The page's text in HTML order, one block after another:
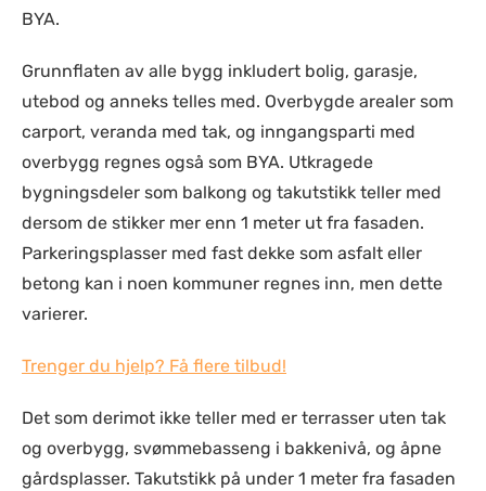
BYA.
Grunnflaten av alle bygg inkludert bolig, garasje,
utebod og anneks telles med. Overbygde arealer som
carport, veranda med tak, og inngangsparti med
overbygg regnes også som BYA. Utkragede
bygningsdeler som balkong og takutstikk teller med
dersom de stikker mer enn 1 meter ut fra fasaden.
Parkeringsplasser med fast dekke som asfalt eller
betong kan i noen kommuner regnes inn, men dette
varierer.
Trenger du hjelp? Få flere tilbud!
Det som derimot ikke teller med er terrasser uten tak
og overbygg, svømmebasseng i bakkenivå, og åpne
gårdsplasser. Takutstikk på under 1 meter fra fasaden